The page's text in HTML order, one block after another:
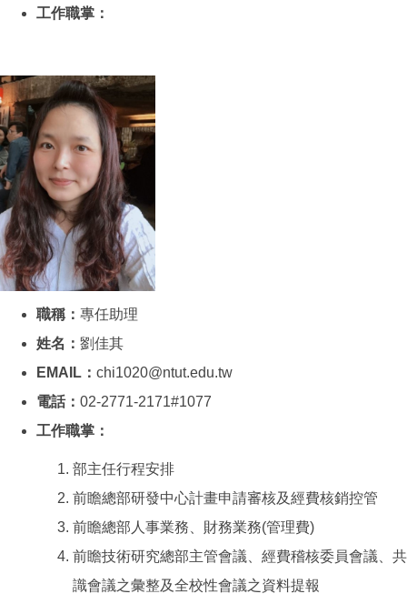
工作職掌：
職稱： 專任助理
姓名： 劉佳其
EMAIL： chi1020@ntut.edu.tw
電話： 02-2771-2171#1077
工作職掌：
部主任行程安排
前瞻總部研發中心計畫申請審核及經費核銷控管
前瞻總部人事業務、財務業務(管理費)
前瞻技術研究總部主管會議、經費稽核委員會議、共
識會議之彙整及全校性會議之資料提報